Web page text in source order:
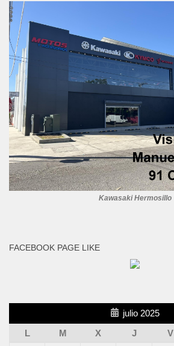
Kawasaki Hermosillo
FACEBOOK PAGE LIKE
julio 2025
L
M X J V